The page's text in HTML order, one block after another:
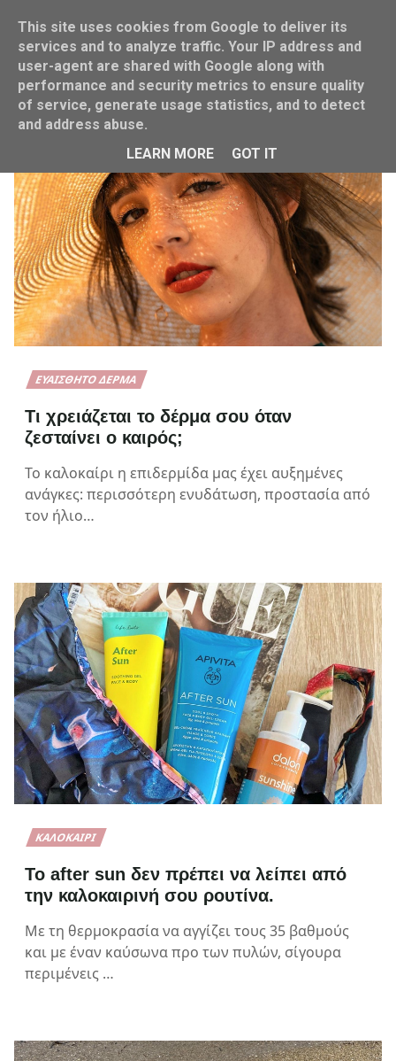
Home Καλοκαίρι
ΕΥΑΊΣΘΗΤΟ ΔΈΡΜΑ
Τι χρειάζεται το δέρμα σου όταν
ζεσταίνει ο καιρός;
Το καλοκαίρι η επιδερμίδα μας έχει αυξημένες
ανάγκες: περισσότερη ενυδάτωση, προστασία από
τον ήλιο…
ΚΑΛΟΚΑΊΡΙ
Το after sun δεν πρέπει να λείπει από
την καλοκαιρινή σου ρουτίνα.
Με τη θερμοκρασία να αγγίζει τους 35 βαθμούς
και με έναν καύσωνα προ των πυλών, σίγουρα
περιμένεις …
This site uses cookies from Google to deliver its
services and to analyze traffic. Your IP address and
user-agent are shared with Google along with
performance and security metrics to ensure quality
of service, generate usage statistics, and to detect
and address abuse.
LEARN MORE
GOT IT